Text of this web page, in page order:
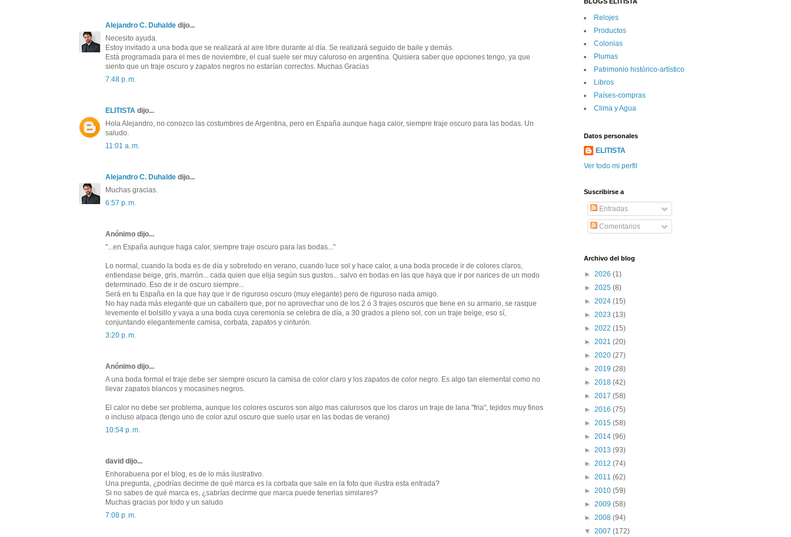
Alejandro C. Duhalde dijo...
Necesito ayuda.
Estoy invitado a una boda que se realizará al aire libre durante al día. Se realizará seguido de baile y demás.
Está programada para el mes de noviembre, el cual suele ser muy caluroso en argentina. Quisiera saber que opciones tengo, ya que
siento que un traje oscuro y zapatos negros no estarían correctos. Muchas Gracias
7:48 p. m.
ELITISTA dijo...
Hola Alejandro, no conozco las costumbres de Argentina, pero en España aunque haga calor, siempre traje oscuro para las bodas. Un
saludo.
11:01 a. m.
Alejandro C. Duhalde dijo...
Muchas gracias.
6:57 p. m.
Anónimo dijo...
"...en España aunque haga calor, siempre traje oscuro para las bodas..."
Lo normal, cuando la boda es de día y sobretodo en verano, cuando luce sol y hace calor, a una boda procede ir de colores claros,
entiendase beige, gris, marrón... cada quien que elija según sus gustos... salvo en bodas en las que haya que ir por narices de un modo
determinado. Eso de ir de oscuro siempre...
Será en tu España en la que hay que ir de riguroso oscuro (muy elegante) pero de riguroso nada amigo.
No hay nada más elegante que un caballero que, por no aprovechar uno de los 2 ó 3 trajes oscuros que tiene en su armario, se rasque
levemente el bolsillo y vaya a una boda cuya ceremonia se celebra de día, a 30 grados a pleno sol, con un traje beige, eso sí,
conjuntando elegantemente camisa, corbata, zapatos y cinturón.
3:20 p. m.
Anónimo dijo...
A una boda formal el traje debe ser siempre oscuro la camisa de color claro y los zapatos de color negro. Es algo tan elemental como no
llevar zapatos blancos y mocasines negros.
El calor no debe ser problema, aunque los colores oscuros son algo mas calurosos que los claros un traje de lana "fria", tejidos muy finos
o incluso alpaca (tengo uno de color azul oscuro que suelo usar en las bodas de verano)
10:54 p. m.
david dijo...
Enhorabuena por el blog, es de lo más ilustrativo.
Una pregunta, ¿podrías decirme de qué marca es la corbata que sale en la foto que ilustra esta entrada?
Si no sabes de qué marca es, ¿sabrías decirme que marca puede tenerlas similares?
Muchas gracias por todo y un saludo
7:08 p. m.
Relojes
Productos
Colonias
Plumas
Patrimonio histórico-artí­stico
Libros
Paí­ses-compras
Clima y Agua
Datos personales
ELITISTA
Ver todo mi perfil
Suscribirse a
Entradas
Comentarios
Archivo del blog
► 2026 (1)
► 2025 (8)
► 2024 (15)
► 2023 (13)
► 2022 (15)
► 2021 (20)
► 2020 (27)
► 2019 (28)
► 2018 (42)
► 2017 (58)
► 2016 (75)
► 2015 (58)
► 2014 (96)
► 2013 (93)
► 2012 (74)
► 2011 (62)
► 2010 (59)
► 2009 (58)
► 2008 (94)
▼ 2007 (172)